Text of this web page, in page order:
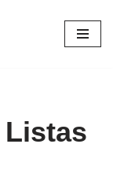
Listas